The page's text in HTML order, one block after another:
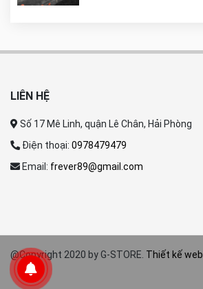
LIÊN HỆ
Số 17 Mê Linh, quận Lê Chân, Hải Phòng
Điện thoại: 0978479479
Email: frever89@gmail.com
@Copyright 2020 by G-STORE. Thiết kế web